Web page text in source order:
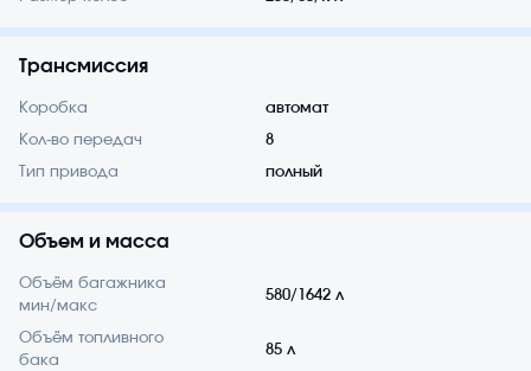
Трансмиссия
Коробка автомат
Кол-во передач 8
Тип привода полный
Объем и масса
Объём багажника
мин/макс
580/1642 л
Объём топливного
бака
85 л